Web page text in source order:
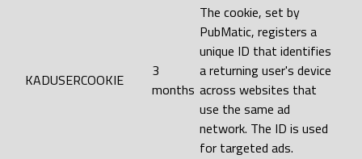
KADUSERCOOKIE
3
months
The cookie, set by
PubMatic, registers a
unique ID that identifies
a returning user's device
across websites that
use the same ad
network. The ID is used
for targeted ads.